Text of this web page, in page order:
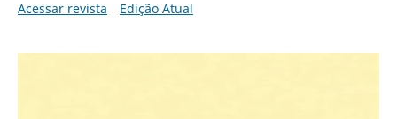
Acessar revista
Edição Atual